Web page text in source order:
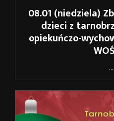
08.01 (niedziela)
dzieci z
opiekuńczo-
...